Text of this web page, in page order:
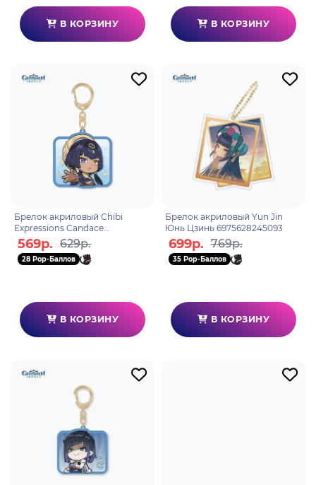
В КОРЗИНУ В КОРЗИНУ
Брелок акриловый Chibi
Expressions Candace
6975628247301
569р. 629р.
28 Pop-Баллов
В КОРЗИНУ
Брелок акриловый Yun Jin
Юнь Цзинь 6975628245093
699р. 769р.
35 Pop-Баллов
В КОРЗИНУ